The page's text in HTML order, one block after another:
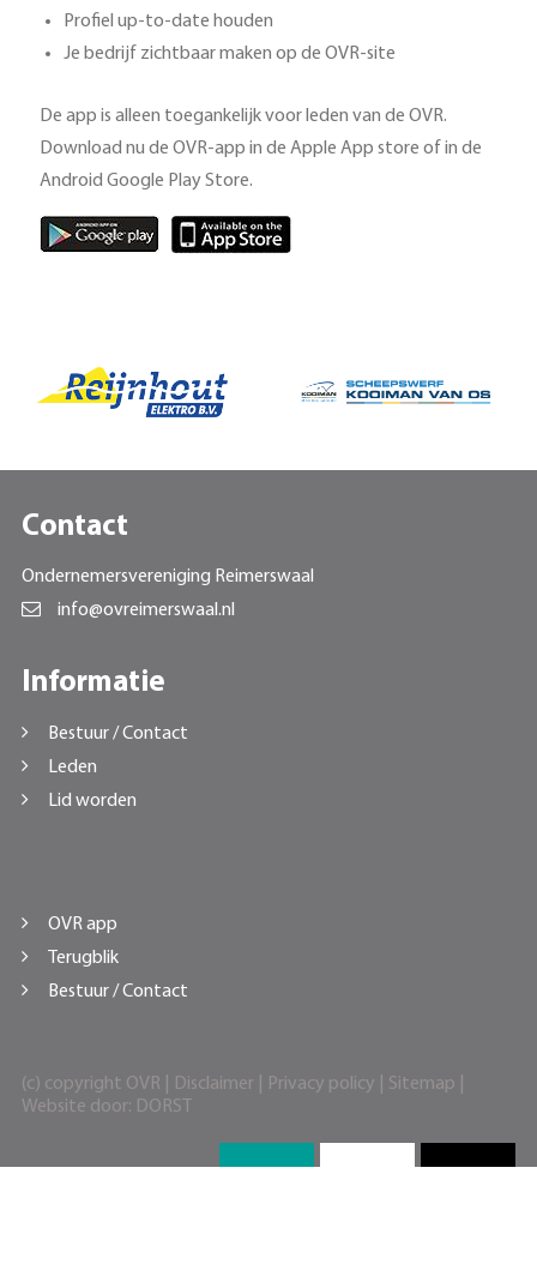
Profiel up-to-date houden
Je bedrijf zichtbaar maken op de OVR-site
De app is alleen toegankelijk voor leden van de OVR.
Download nu de OVR-app in de Apple App store of in de
Android Google Play Store.
Contact
Ondernemersvereniging Reimerswaal
info@ovreimerswaal.nl
Informatie
Bestuur / Contact
Leden
Lid worden
OVR app
Terugblik
Bestuur / Contact
(c) copyright OVR | Disclaimer| Privacy policy Sitemap
Website door: DORST